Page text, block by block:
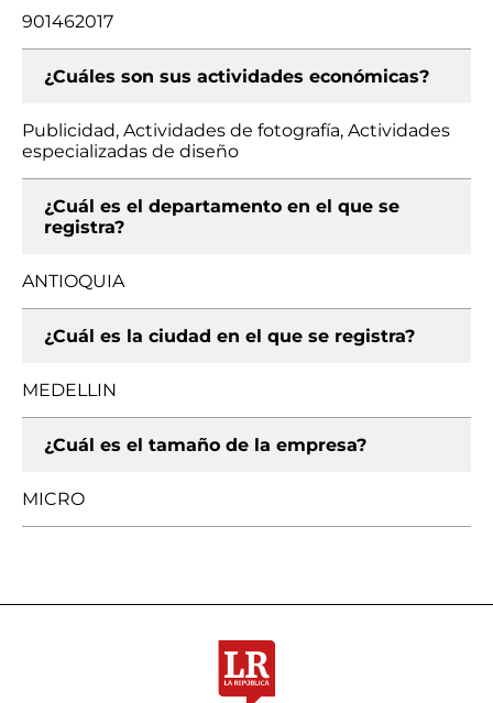
901462017
¿Cuáles son sus actividades económicas?
Publicidad, Actividades de fotografía, Actividades
especializadas de diseño
¿Cuál es el departamento en el que se
registra?
ANTIOQUIA
¿Cuál es la ciudad en el que se registra?
MEDELLIN
¿Cuál es el tamaño de la empresa?
MICRO